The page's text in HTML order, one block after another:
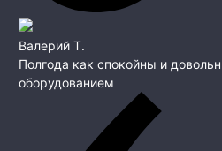
Валерий Т.
Полгода как спокойны и
оборудованием